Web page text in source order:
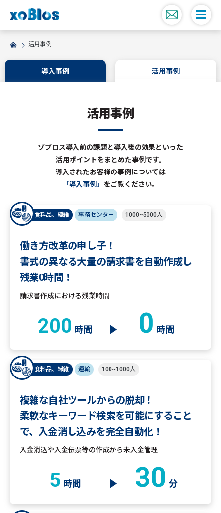
活用事例
導入事例 活用事例
活用事例
ゾブロス導入前の課題と導入後の効果といった
活用ポイントをまとめた事例です。
導入されたお客様の事例については
「導入事例」 をご覧ください。
食料品、繊維 事務センター 1000~5000人
働き方改革の申し子！
書式の異なる大量の請求書を自動作成し
残業0時間！
請求書作成における残業時間
200 時間 0 時間
食料品、繊維 運輸 100~1000人
複雑な自社ツールからの脱却！
柔軟なキーワード検索を可能にすること
で、入金消し込みを完全自動化！
入金消込や入金伝票等の作成から未入金管理
5 時間 30 分